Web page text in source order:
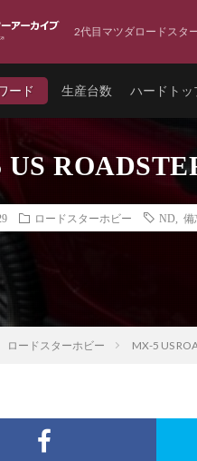
2代目マツダロードスタ
ード 生産台数 ハードトッ
ロードスターホビー ND 備
ロードスターホビー MX-5 US